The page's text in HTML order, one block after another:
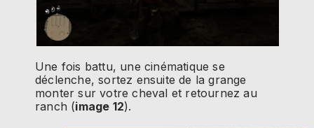
Une fois battu, une cinématique se
déclenche, sortez ensuite de la grange
monter sur votre cheval et retournez au
ranch (image 12).